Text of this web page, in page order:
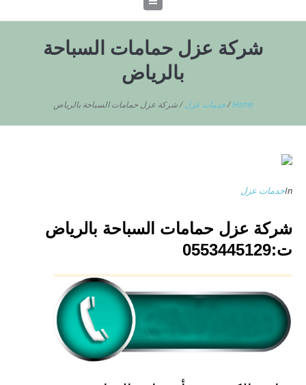
شركة عزل حمامات السباحة
بالرياض
Home
/خدمات عزل /شركة عزل حمامات السباحة بالرياض
Inخدمات عزل
شركة عزل حمامات السباحة بالرياض
ت:0553445129